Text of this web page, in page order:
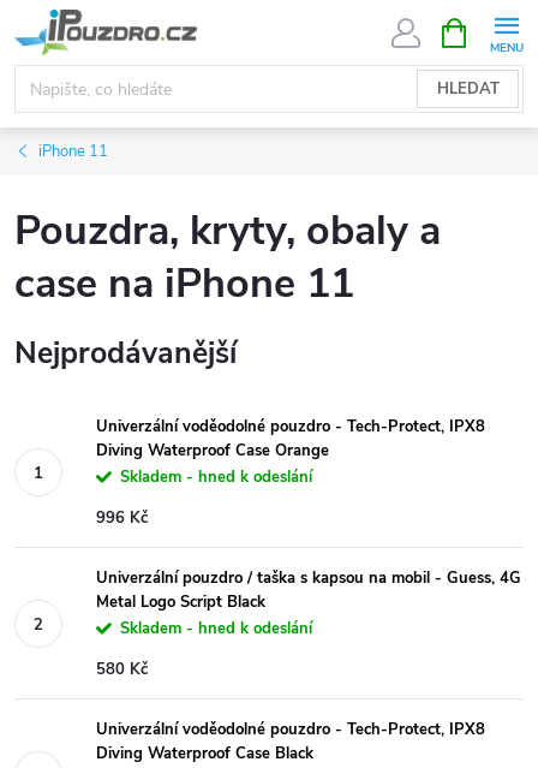
na
obsah
HLEDAT
NÁKUPNÍ
KOŠÍK
iPhone 11
Pouzdra, kryty, obaly a
case na iPhone 11
Nejprodávanější
Univerzální voděodolné pouzdro - Tech-Protect, IPX8
Diving Waterproof Case Orange
Skladem - hned k odeslání
996 Kč
Univerzální pouzdro / taška s kapsou na mobil - Guess, 4G
Metal Logo Script Black
Skladem - hned k odeslání
580 Kč
Univerzální voděodolné pouzdro - Tech-Protect, IPX8
Diving Waterproof Case Black